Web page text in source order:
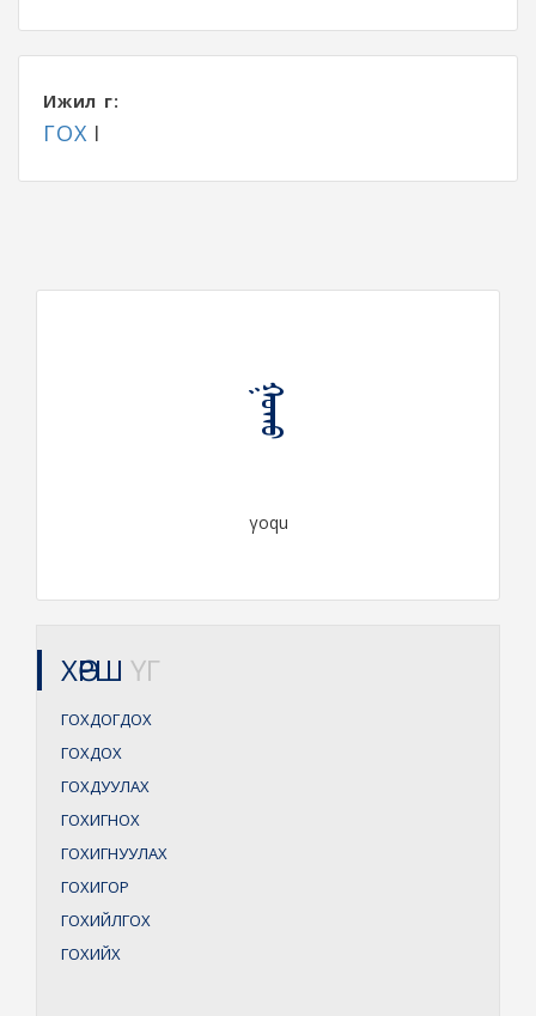
Ижил үг:
ГОХ I
ᠭᠣᠬᠤ
γoqu
ХӨРШ ҮГ
ГОХДОГДОХ
ГОХДОХ
ГОХДУУЛАХ
ГОХИГНОХ
ГОХИГНУУЛАХ
ГОХИГОР
ГОХИЙЛГОХ
ГОХИЙХ